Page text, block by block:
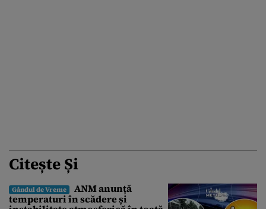
Citește Și
Gândul de Vreme
ANM anunță
temperaturi în scădere și